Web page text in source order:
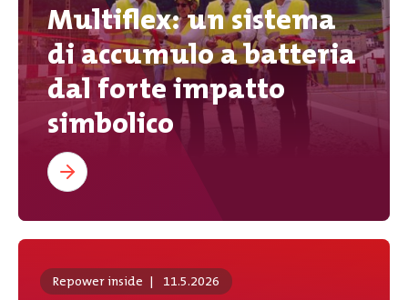
Multiflex: un sistema
di accumulo a batteria
dal forte impatto
simbolico
Repower inside | 11.5.2026